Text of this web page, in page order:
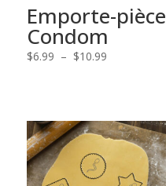
Emporte-pièce
Condom
$6.99 – $10.99Plage
à